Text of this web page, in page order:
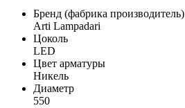
Бренд (фабрика производитель)
Arti Lampadari
Цоколь
LED
Цвет арматуры
Никель
Диаметр
550